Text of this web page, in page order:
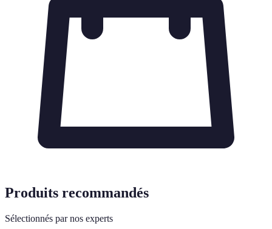
Produits recommandés
Sélectionnés par nos experts